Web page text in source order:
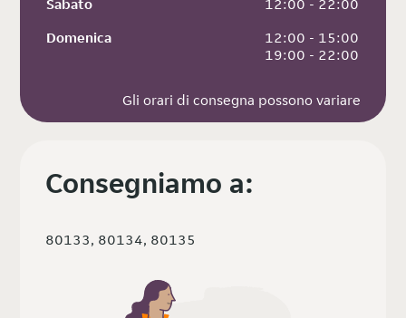
Sabato
12:00 - 22:00
Domenica
12:00 - 15:00
19:00 - 22:00
Gli orari di consegna possono variare
Consegniamo a:
80133, 80134, 80135